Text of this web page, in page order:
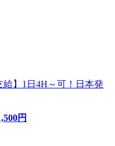
給】1日4H～可！日本発
円